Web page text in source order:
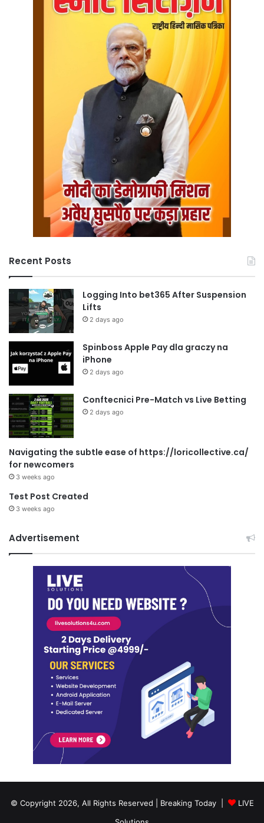
Recent Posts
Logging Into bet365 After Suspension
Lifts
2 days ago
Spinboss Apple Pay dla graczy na
iPhone
2 days ago
Conftecnici Pre-Match vs Live Betting
2 days ago
Navigating the subtle ease of https://loricollective.ca/
for newcomers
3 weeks ago
Test Post Created
3 weeks ago
Advertisement
© Copyright 2026, All Rights Reserved | Breaking Today |
LIVE